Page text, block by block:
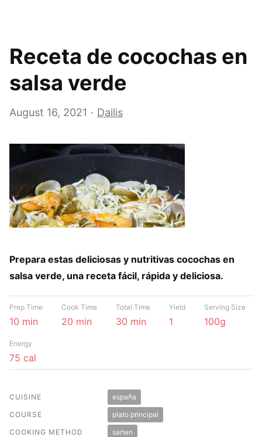
Receta de cocochas en
salsa verde
August 16, 2021 Dailis
Prepara estas deliciosas y nutritivas cocochas en
salsa verde, una receta fácil, rápida y deliciosa.
Prep Time
10 min
Cook Time
20 min
Total Time
30 min
Yield
1
Serving Size
100g
Energy
75 cal
CUISINE
españa
COURSE
plato principal
COOKING METHOD
sarten